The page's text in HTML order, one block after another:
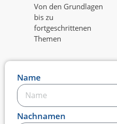
Von den Grundlagen
bis zu
fortgeschrittenen
Themen
Name
Nachnamen